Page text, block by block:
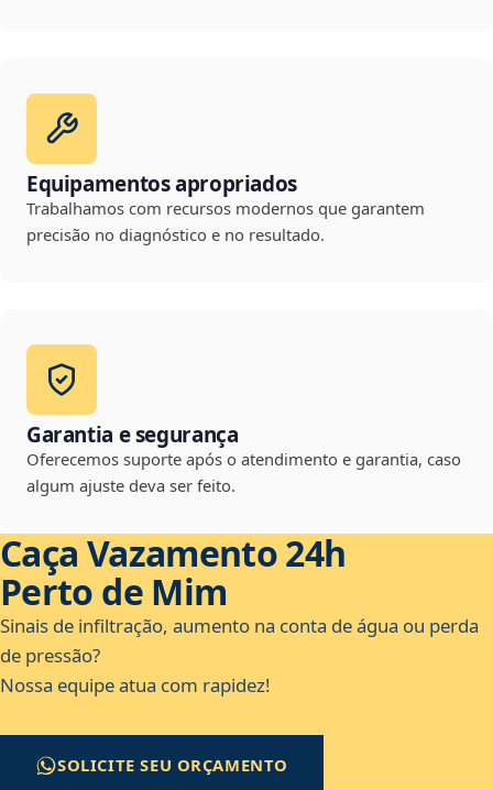
Equipamentos apropriados
Trabalhamos com recursos modernos que garantem
precisão no diagnóstico e no resultado.
Garantia e segurança
Oferecemos suporte após o atendimento e garantia, caso
algum ajuste deva ser feito.
Caça Vazamento 24h
Perto de Mim
Sinais de infiltração, aumento na conta de água ou perda
de pressão?
Nossa equipe atua com rapidez!
SOLICITE SEU ORÇAMENTO